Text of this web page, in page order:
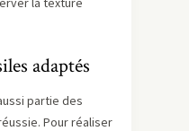
adaptés
partie des
Pour réaliser